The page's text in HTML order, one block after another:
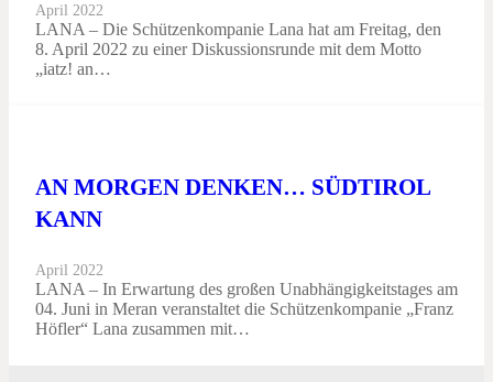
April 2022
LANA – Die Schützenkompanie Lana hat am Freitag, den
8. April 2022 zu einer Diskussionsrunde mit dem Motto
„iatz! an…
AN MORGEN DENKEN… SÜDTIROL
KANN
April 2022
LANA – In Erwartung des großen Unabhängigkeitstages am
04. Juni in Meran veranstaltet die Schützenkompanie „Franz
Höfler“ Lana zusammen mit…